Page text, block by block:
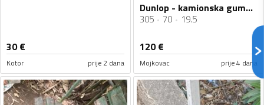
30€
Kotor prije 2 dana
Dunlop - kamionska guma - Univerzalna guma
305 70 19.5
120€
Mojkovac prije 4 dana